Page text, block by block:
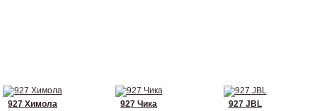
927 Химола 927 Чика 927 JBL